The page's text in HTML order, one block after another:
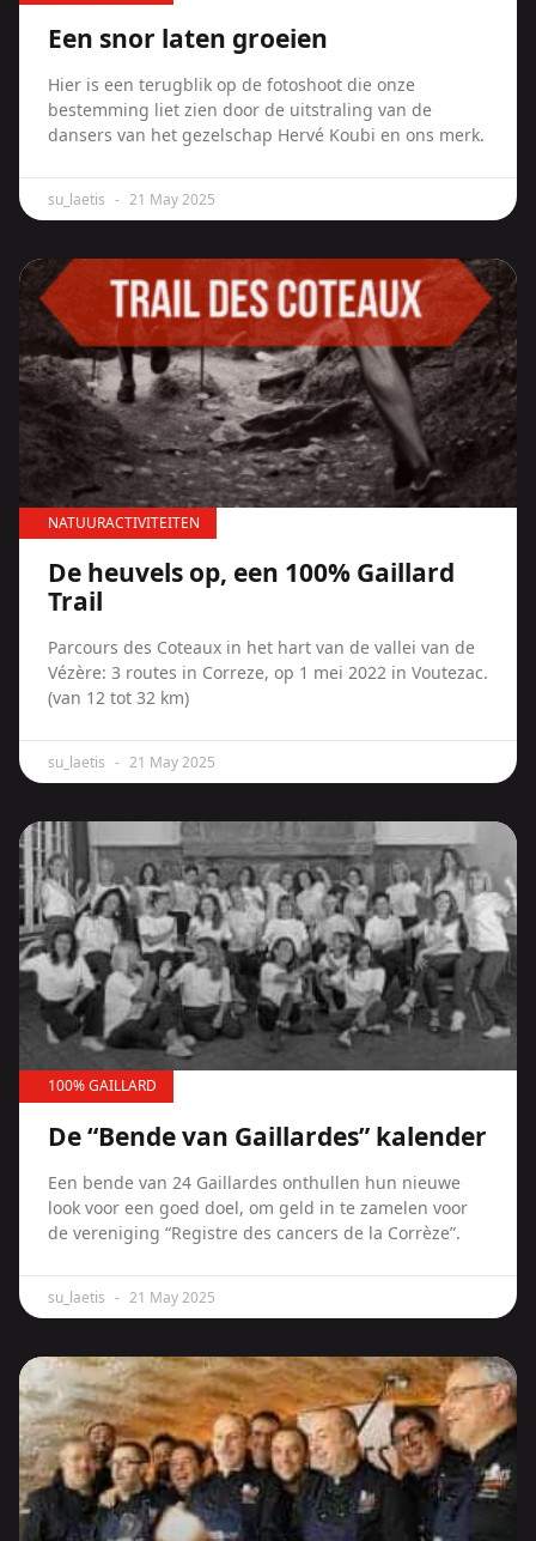
Een snor laten groeien
Hier is een terugblik op de fotoshoot die onze
bestemming liet zien door de uitstraling van de
dansers van het gezelschap Hervé Koubi en ons merk.
su_laetis 21 May 2025
NATUURACTIVITEITEN
De heuvels op, een 100% Gaillard
Trail
Parcours des Coteaux in het hart van de vallei van de
Vézère: 3 routes in Correze, op 1 mei 2022 in Voutezac.
(van 12 tot 32 km)
su_laetis 21 May 2025
100% GAILLARD
De “Bende van Gaillardes” kalender
Een bende van 24 Gaillardes onthullen hun nieuwe
look voor een goed doel, om geld in te zamelen voor
de vereniging “Registre des cancers de la Corrèze”.
su_laetis 21 May 2025